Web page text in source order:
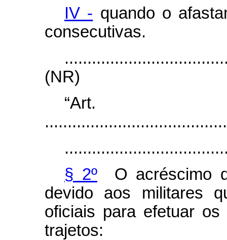
IV - quando o
consecutivas.
(NR)
§ 2ºO acréscimo
devido aos militares
oficiais para efetuar os
trajetos: